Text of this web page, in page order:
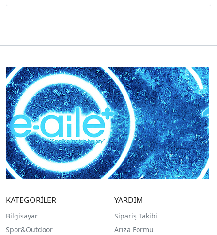
KATEGORİLER
Bilgisayar
Spor&Outdoor
YARDIM
Sipariş Takibi
Arıza Formu